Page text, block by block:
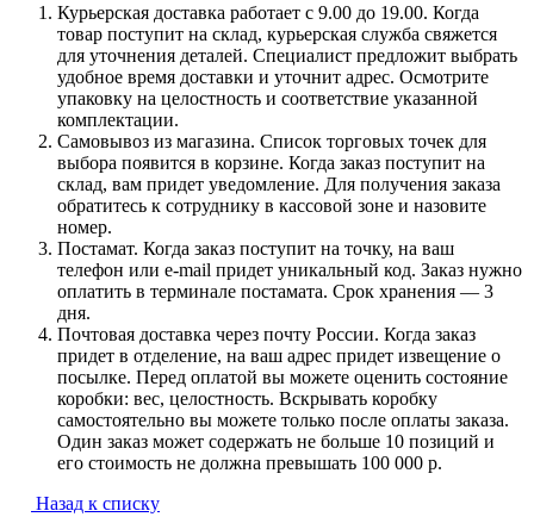
Курьерская доставка работает с 9.00 до 19.00. Когда
товар поступит на склад, курьерская служба свяжется
для уточнения деталей. Специалист предложит выбрать
удобное время доставки и уточнит адрес. Осмотрите
упаковку на целостность и соответствие указанной
комплектации.
Самовывоз из магазина. Список торговых точек для
выбора появится в корзине. Когда заказ поступит на
склад, вам придет уведомление. Для получения заказа
обратитесь к сотруднику в кассовой зоне и назовите
номер.
Постамат. Когда заказ поступит на точку, на ваш
телефон или e-mail придет уникальный код. Заказ нужно
оплатить в терминале постамата. Срок хранения — 3
дня.
Почтовая доставка через почту России. Когда заказ
придет в отделение, на ваш адрес придет извещение о
посылке. Перед оплатой вы можете оценить состояние
коробки: вес, целостность. Вскрывать коробку
самостоятельно вы можете только после оплаты заказа.
Один заказ может содержать не больше 10 позиций и
его стоимость не должна превышать 100 000 р.
Назад к списку